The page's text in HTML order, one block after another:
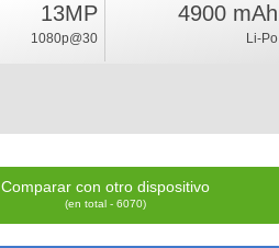
13MP
1080p@30
4900 mAh
Li-Po
Comparar con otro dispositivo
(en total - 6070)